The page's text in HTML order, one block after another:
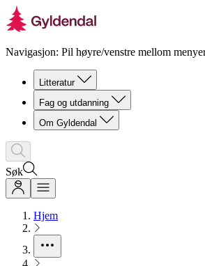
Navigasjon: Pil høyre/venstre mellom
Litteratur
Fag og utdanning
Om Gyldendal
Søk
Hjem